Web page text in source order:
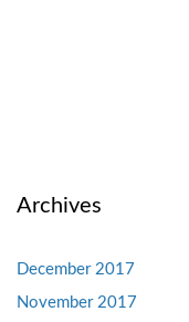
Archives
December 2017
November 2017